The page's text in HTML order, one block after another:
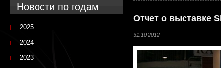
Отчет о выставке
31.10.2012
Новости по годам
2025
2024
2023